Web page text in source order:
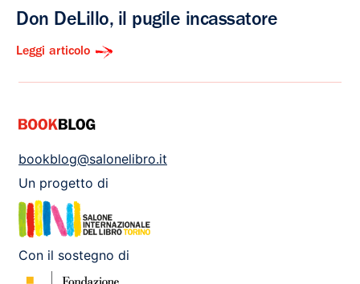
Don DeLillo, il pugile incassatore
Leggi articolo
bookblog@salonelibro.it
Un progetto di
Con il sostegno di